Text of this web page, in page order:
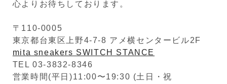
心よりお待ちしております。
〒110-0005
東京都台東区上野4-7-8 アメ横センタービル2F
mita sneakers SWITCH STANCE
TEL 03-3832-8346
営業時間(平日)11:00〜19:30 (土日・祝